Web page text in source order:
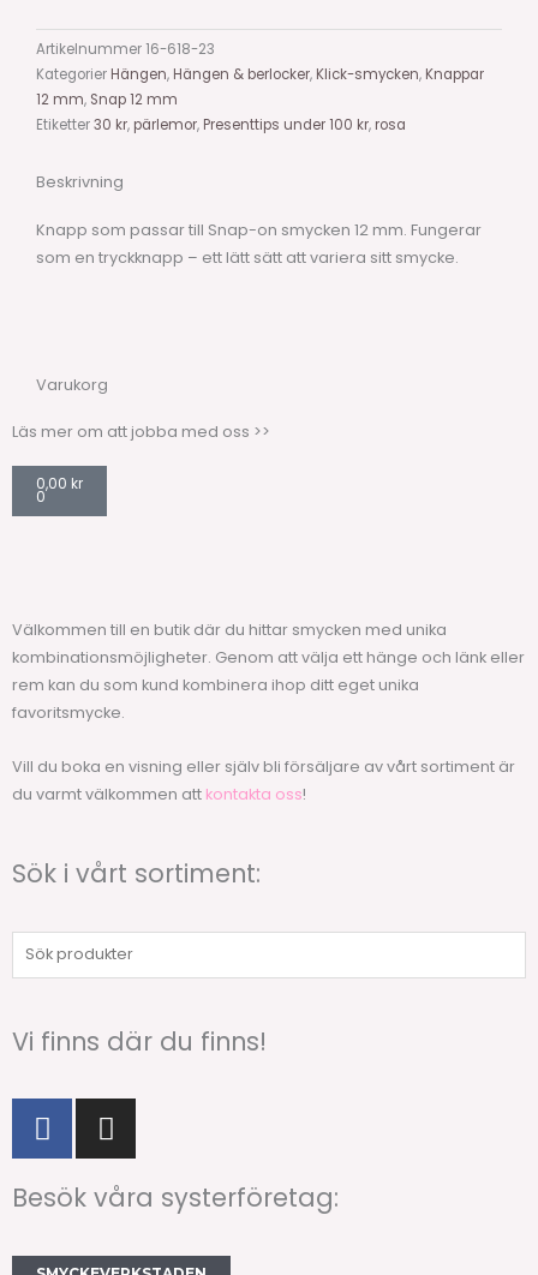
Artikelnummer16-618-23
Kategorier Hängen, Hängen & berlocker, Klick-smycken, Knappar
12 mm, Snap 12 mm
Etiketter30 kr, pärlemor, Presenttips under 100 kr, rosa
Beskrivning
Knapp som passar till Snap-on smycken 12 mm. Fungerar
som en tryckknapp – ett lätt sätt att variera sitt smycke.
Varukorg
Läs mer om att jobba med oss >>
0,00 kr
0
Varukorg
Välkommen till en butik där du hittar smycken med unika
kombinationsmöjligheter. Genom att välja ett hänge och länk eller
rem kan du som kund kombinera ihop ditt eget unika
favoritsmycke.
Vill du boka en visning eller själv bli försäljare av vårt sortiment är
du varmt välkommen att kontakta oss!
Sök i vårt sortiment:
Sök
Vi finns där du finns!
F
a
c
e
o
I
n
s
t
g
Besök våra systerföretag: